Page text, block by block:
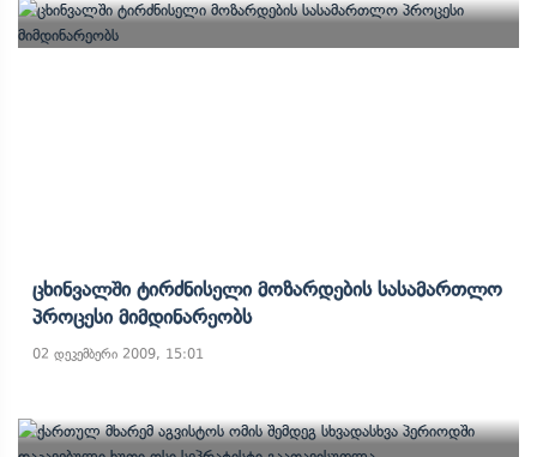
Ცხინვალში Ტირძნისელი Მოზარდების Სასამართლო
Პროცესი Მიმდინარეობს
02 დეკემბერი 2009, 15:01